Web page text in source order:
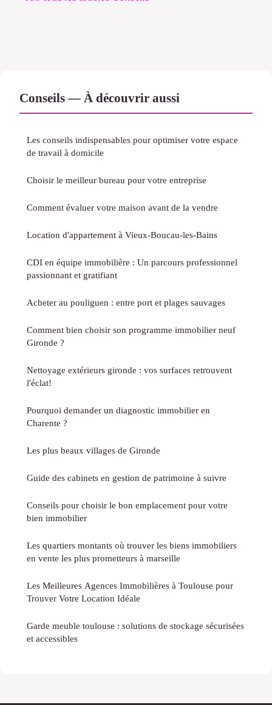
Conseils — À découvrir aussi
Les conseils indispensables pour optimiser votre espace
de travail à domicile
Choisir le meilleur bureau pour votre entreprise
Comment évaluer votre maison avant de la vendre
Location d'appartement à Vieux-Boucau-les-Bains
CDI en équipe immobilière : Un parcours professionnel
passionnant et gratifiant
Acheter au pouliguen : entre port et plages sauvages
Comment bien choisir son programme immobilier neuf
Gironde ?
Nettoyage extérieurs gironde : vos surfaces retrouvent
l'éclat!
Pourquoi demander un diagnostic immobilier en
Charente ?
Les plus beaux villages de Gironde
Guide des cabinets en gestion de patrimoine à suivre
Conseils pour choisir le bon emplacement pour votre
bien immobilier
Les quartiers montants où trouver les biens immobiliers
en vente les plus prometteurs à marseille
Les Meilleures Agences Immobilières à Toulouse pour
Trouver Votre Location Idéale
Garde meuble toulouse : solutions de stockage sécurisées
et accessibles